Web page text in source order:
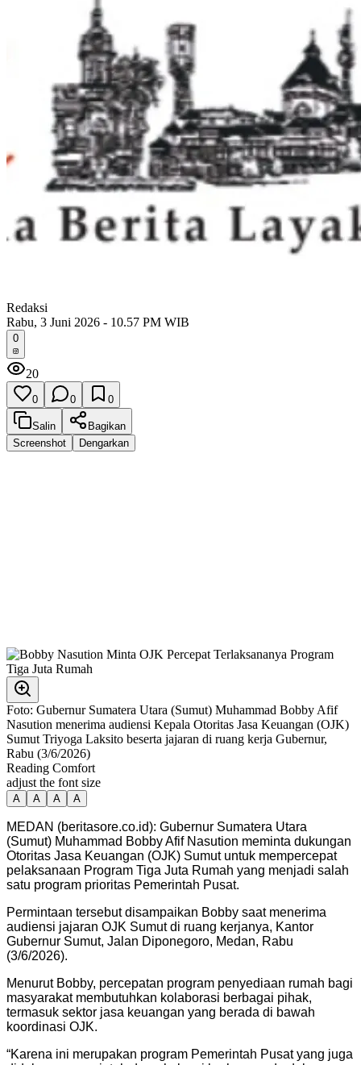
Redaksi
Rabu, 3 Juni 2026 - 10.57 PM WIB
0
20
0 0 0
Salin
Bagikan
Screenshot
Dengarkan
Foto: Gubernur Sumatera Utara (Sumut) Muhammad Bobby Afif
Nasution menerima audiensi Kepala Otoritas Jasa Keuangan (OJK)
Sumut Triyoga Laksito beserta jajaran di ruang kerja Gubernur,
Rabu (3/6/2026)
Reading Comfort
adjust the font size
A A A A
MEDAN (beritasore.co.id): Gubernur Sumatera Utara
(Sumut) Muhammad Bobby Afif Nasution meminta dukungan
Otoritas Jasa Keuangan (OJK) Sumut untuk mempercepat
pelaksanaan Program Tiga Juta Rumah yang menjadi salah
satu program prioritas Pemerintah Pusat.
Permintaan tersebut disampaikan Bobby saat menerima
audiensi jajaran OJK Sumut di ruang kerjanya, Kantor
Gubernur Sumut, Jalan Diponegoro, Medan, Rabu
(3/6/2026).
Menurut Bobby, percepatan program penyediaan rumah bagi
masyarakat membutuhkan kolaborasi berbagai pihak,
termasuk sektor jasa keuangan yang berada di bawah
koordinasi OJK.
“Karena ini merupakan program Pemerintah Pusat yang juga